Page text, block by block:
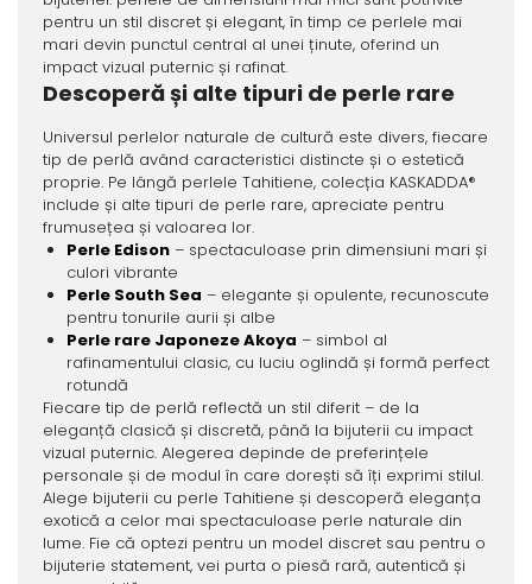
pentru un stil discret și elegant, în timp ce perlele mai
mari devin punctul central al unei ținute, oferind un
impact vizual puternic și rafinat.
Descoperă și alte tipuri de perle rare
Universul perlelor naturale de cultură este divers, fiecare
tip de perlă având caracteristici distincte și o estetică
proprie. Pe lângă perlele Tahitiene, colecția KASKADDA®
include și alte tipuri de perle rare, apreciate pentru
frumusețea și valoarea lor.
Perle Edison– spectaculoase prin dimensiuni mari și
culori vibrante
Perle South Sea – elegante și opulente, recunoscute
pentru tonurile aurii și albe
Perle rare Japoneze Akoya – simbol al
rafinamentului clasic, cu luciu oglindă și formă perfect
rotundă
Fiecare tip de perlă reflectă un stil diferit – de la
eleganță clasică și discretă, până la bijuterii cu impact
vizual puternic. Alegerea depinde de preferințele
personale și de modul în care dorești să îți exprimi stilul.
Alege bijuterii cu perle Tahitiene și descoperă eleganța
exotică a celor mai spectaculoase perle naturale din
lume. Fie că optezi pentru un model discret sau pentru o
bijuterie statement, vei purta o piesă rară, autentică și